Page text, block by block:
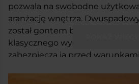
pozwala na swobodne
aranżację wnętrza.
został gontem bitumicznym.
klasycznego wyglądu całej
zabezpiecza ją przed